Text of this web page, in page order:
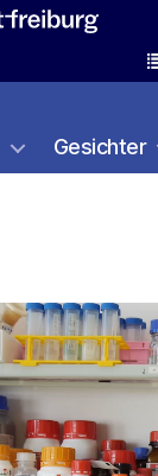
Gesichter